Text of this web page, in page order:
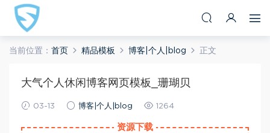
当前位置： 首页 精品模板 博客|个人|blog 正文
大气个人休闲博客网页模板_珊瑚贝
03-13 博客|个人|blog 1264
资源下载